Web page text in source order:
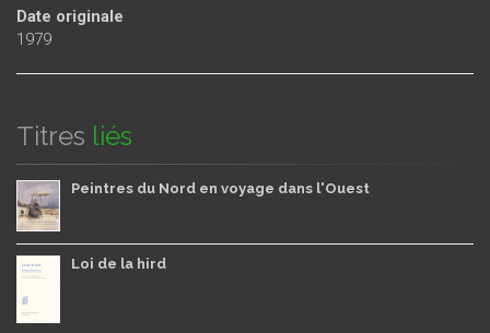
Date originale
1979
Titres liés
Peintres du Nord en voyage dans l'Ouest
Loi de la hird